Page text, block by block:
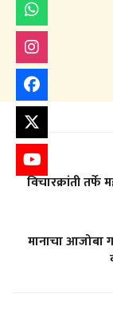
विचारक्रांती
मानाचा आजोबा